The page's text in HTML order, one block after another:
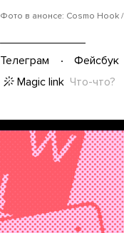
Фото в анонсе: Cosmo Hook
Телеграм Фейсбук
Magic link Что-что?